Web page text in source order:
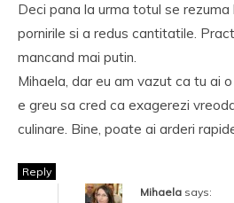
Deci pana la urma totul se
pornirile si a redus cantitatile.
mancand mai putin.
Mihaela, dar eu am vazut ca tu ai
e greu sa cred ca exagerezi
culinare. Bine, poate ai arderi
Reply
Mihaela says: